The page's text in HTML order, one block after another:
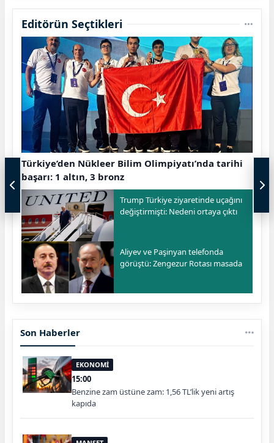
Editörün Seçtikleri
Türkiye’den Nükleer Bilim Olimpiyatı’nda tarihi
başarı: 1 altın, 3 bronz
Trump Türkiye ziyaretinde uçağını
değiştirmişti: Nedeni ortaya çıktı
Aliyev ve Paşinyan telefonda
görüştü: Zengezur Rotası masada
Son Haberler
EKONOMİ
15:00
Benzine zam üstüne zam: 1,56 TL’lik yeni artış
kapıda